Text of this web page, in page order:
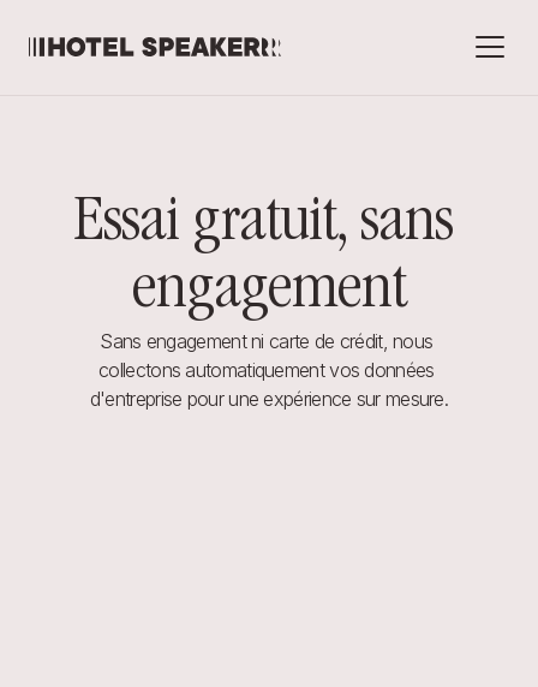
Essai gratuit, sans
engagement
Sans engagement ni carte de crédit, nous
collectons automatiquement vos données
d'entreprise pour une expérience sur mesure.